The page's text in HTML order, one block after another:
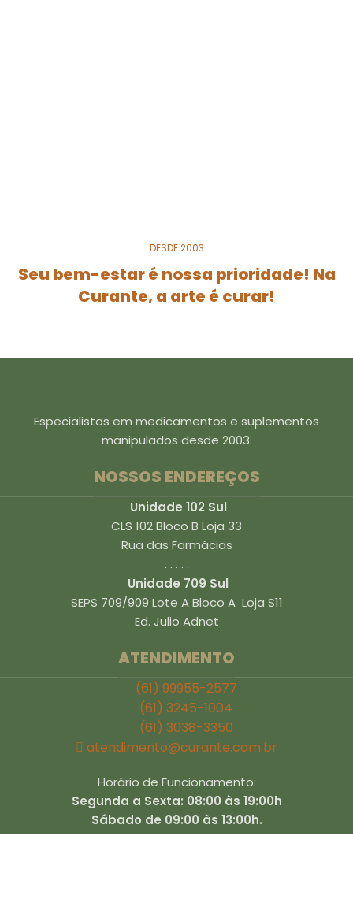
DESDE 2003
Seu bem-estar é nossa prioridade! Na
Curante, a arte é curar!
Especialistas em medicamentos e suplementos
manipulados desde 2003.
NOSSOS ENDEREÇOS
Unidade 102 Sul
CLS 102 Bloco B Loja 33
Rua das Farmácias
. . . . .
Unidade 709 Sul
SEPS 709/909 Lote A Bloco A Loja S11
Ed. Julio Adnet
ATENDIMENTO
(61) 99955-2577
(61) 3245-1004
(61) 3038-3350
atendimento@curante.com.br
Horário de Funcionamento:
Segunda a Sexta: 08:00 às 19:00h
Sábado de 09:00 às 13:00h.